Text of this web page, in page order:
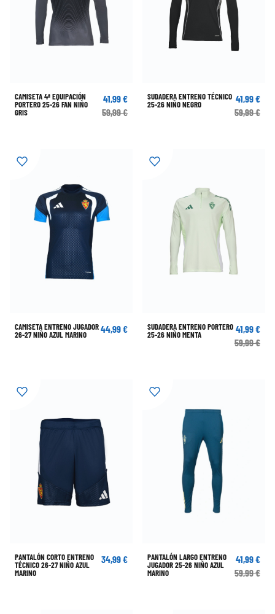
CAMISETA 4ª EQUIPACIÓN
PORTERO 25-26 FAN NIÑO
GRIS
41,99 €
59,99 €
SUDADERA ENTRENO TÉCNICO
25-26 NIÑO NEGRO
41,99 €
59,99 €
CAMISETA ENTRENO JUGADOR
26-27 NIÑO AZUL MARINO
44,99 €
SUDADERA ENTRENO PORTERO
25-26 NIÑO MENTA
41,99 €
59,99 €
PANTALÓN CORTO ENTRENO
TÉCNICO 26-27 NIÑO AZUL
MARINO
34,99 €
PANTALÓN LARGO ENTRENO
JUGADOR 25-26 NIÑO AZUL
MARINO
41,99 €
59,99 €